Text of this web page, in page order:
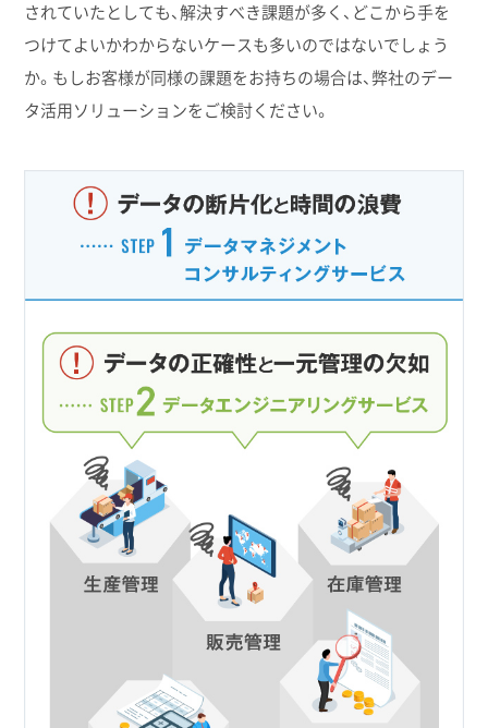
されていたとしても、解決すべき課題が多く、どこから手を
つけてよいかわからないケースも多いのではないでしょう
か。もしお客様が同様の課題をお持ちの場合は、弊社のデー
タ活用ソリューションをご検討ください。